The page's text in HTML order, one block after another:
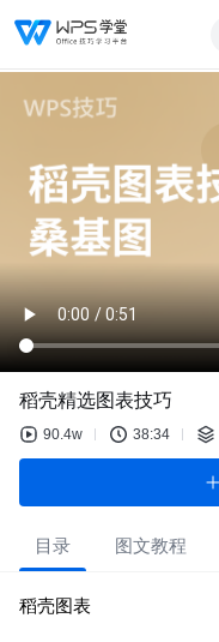
稻壳精选图表技巧
90.4w 38:34
目录 图文教程
稻壳图表